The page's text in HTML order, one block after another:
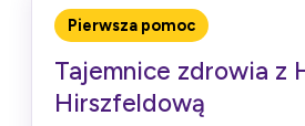
Pierwsza pomoc
Tajemnice zdrowia z
Hirszfeldową